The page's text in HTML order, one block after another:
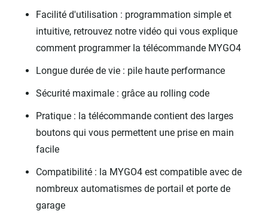
Facilité d'utilisation : programmation simple et
intuitive, retrouvez notre vidéo qui vous explique
comment programmer la télécommande MYGO4
Longue durée de vie : pile haute performance
Sécurité maximale : grâce au rolling code
Pratique : la télécommande contient des larges
boutons qui vous permettent une prise en main
facile
Compatibilité : la MYGO4 est compatible avec de
nombreux automatismes de portail et porte de
garage